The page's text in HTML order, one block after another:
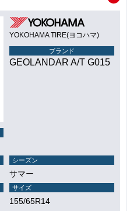
YOKOHAMA TIRE(ヨコハマ)
ブランド
GEOLANDAR A/T G015
シーズン
サマー
サイズ
155/65R14